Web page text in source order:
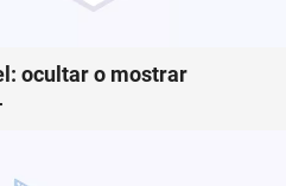
ocultar o mostrar